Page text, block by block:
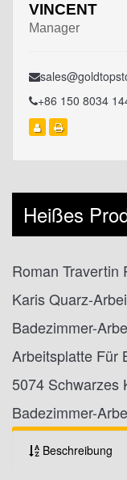
VINCENT
Manager
+86 150 8034
Heißes
Roman Travertin
Karis Quarz-
Badezimmer-
Arbeitsplatte Für
5074 Schwarzes
Badezimmer-
Beschreibung